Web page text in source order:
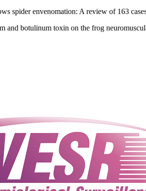
spider envenomation: A review of 163
botulinum toxin on the frog